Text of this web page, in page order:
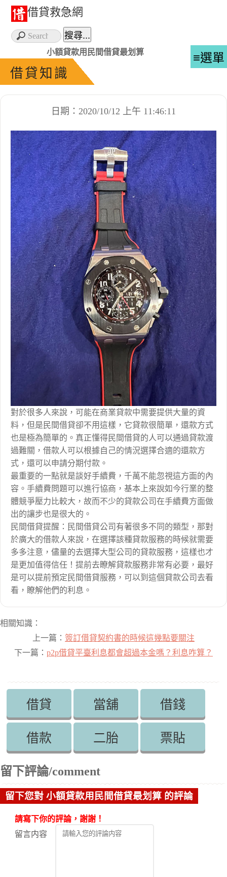
借貸救急網
≡選單
小額貸款用民間借貸最划算
借貸知識
日期：2020/10/12 上午 11:46:11
對於很多人來說，可能在商業貸款中需要提供大量的資
料，但是民間借貸卻不用這樣，它貸款很簡單，還款方式
也是極為簡單的。真正懂得民間借貸的人可以通過貸款渡
過難關，借款人可以根據自己的情況選擇合適的還款方
式，還可以申請分期付款。
最重要的一點就是談好手續費，千萬不能忽視這方面的內
容。手續費問題可以進行協商，基本上來說如今行業的整
體競爭壓力比較大，故而不少的貸款公司在手續費方面做
出的讓步也是很大的。
民間借貸提醒：民間借貸公司有著很多不同的類型，那對
於廣大的借款人來說，在選擇該種貸款服務的時候就需要
多多注意，儘量的去選擇大型公司的貸款服務，這樣也才
是更加值得信任！提前去瞭解貸款服務非常有必要，最好
是可以提前預定民間借貸服務，可以到這個貸款公司去看
看，瞭解他們的利息。
相關知識：
上一篇： 簽訂借貸契約書的時候這幾點要關注
下一篇： p2p借貸平臺利息都會超過本金嗎？利息咋算？
借貸 當舖 借錢
借款 二胎 票貼
留下評論/comment
留下您對 小額貸款用民間借貸最划算 的評論
請寫下你的評論，謝謝！
留言内容